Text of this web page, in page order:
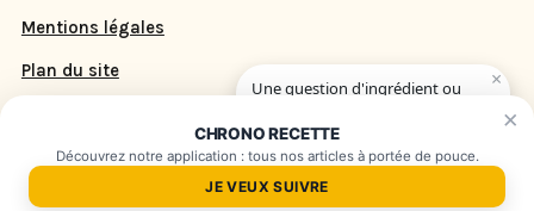
Mentions légales
Plan du site
© 2026 CHRONO RECETTE — atelier de rédaction. Tous droits
réservés.
×
Une question d'ingrédient ou
×
CHRONO RECETTE
Découvrez notre application : tous nos articles à portée de pouce.
JE VEUX SUIVRE